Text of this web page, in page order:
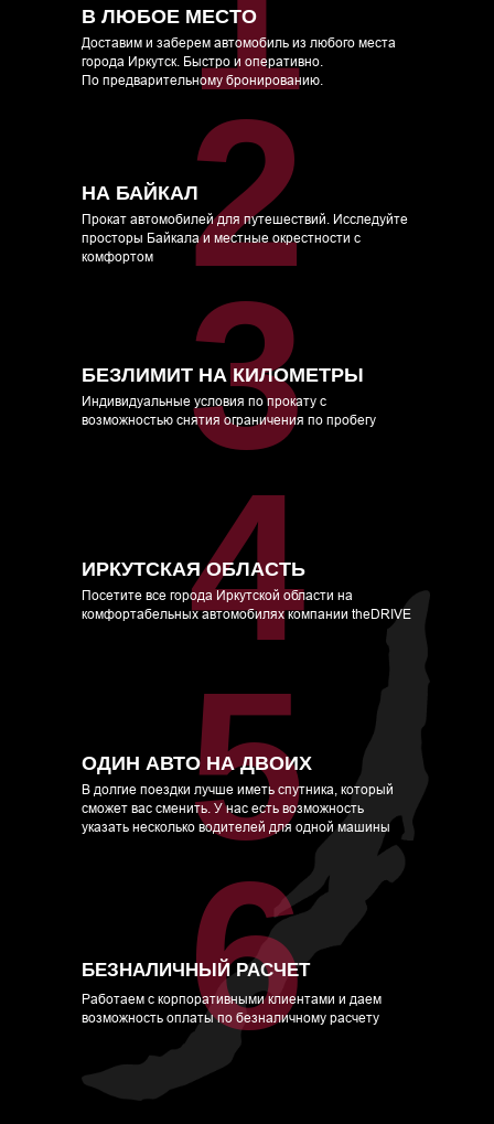
6
5
4
3
2
Доставим и заберем автомобиль из любого места
города Иркутск. Быстро и оперативно.
По предварительному бронированию.
Прокат автомобилей для путешествий. Исследуйте
просторы Байкала и местные окрестности с
комфортом
Индивидуальные условия по прокату с
возможностью снятия ограничения по пробегу
В ЛЮБОЕ МЕСТО
НА БАЙКАЛ
БЕЗЛИМИТ НА КИЛОМЕТРЫ
Посетите все города Иркутской области на
комфортабельных автомобилях компании theDRIVE
В долгие поездки лучше иметь спутника, который
сможет вас сменить. У нас есть возможность
указать несколько водителей для одной машины
Работаем с корпоративными клиентами и даем
возможность оплаты по безналичному расчету
ИРКУТСКАЯ ОБЛАСТЬ
ОДИН АВТО НА ДВОИХ
БЕЗНАЛИЧНЫЙ РАСЧЕТ